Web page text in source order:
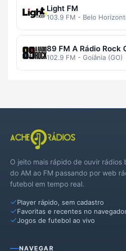
Light FM
103.9 FM - Belo
89 FM A Rádio Rock
102.9 FM - Goiânia (GO)
O jeito mais rápido de ouvir rádios
do AM ao FM passando por web
futebol em tempo real.
Player rápido, sem cadastro
Favoritas e recentes no
Jogos de futebol ao vivo
NAVEGAR